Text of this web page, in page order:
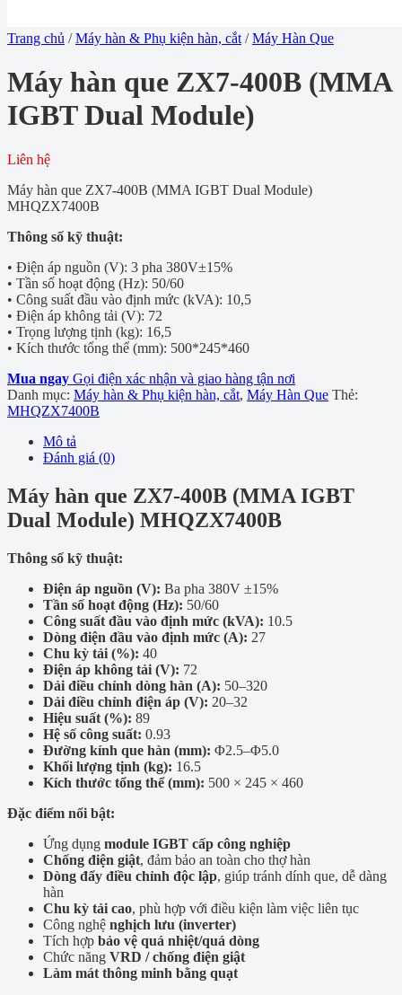
Trang chủ / Máy hàn & Phụ kiện hàn, cắt / Máy Hàn Que
Máy hàn que ZX7-400B (MMA
IGBT Dual Module)
Liên hệ
Máy hàn que ZX7-400B (MMA IGBT Dual Module)
MHQZX7400B
Thông số kỹ thuật:
• Điện áp nguồn (V): 3 pha 380V±15%
• Tần số hoạt động (Hz): 50/60
• Công suất đầu vào định mức (kVA): 10,5
• Điện áp không tải (V): 72
• Trọng lượng tịnh (kg): 16,5
• Kích thước tổng thể (mm): 500*245*460
Mua ngay Gọi điện xác nhận và giao hàng tận nơi
Danh mục: Máy hàn & Phụ kiện hàn, cắt, Máy Hàn Que Thẻ:
MHQZX7400B
Mô tả
Đánh giá (0)
Máy hàn que ZX7-400B (MMA IGBT
Dual Module) MHQZX7400B
Thông số kỹ thuật:
Điện áp nguồn (V): Ba pha 380V ±15%
Tần số hoạt động (Hz): 50/60
Công suất đầu vào định mức (kVA): 10.5
Dòng điện đầu vào định mức (A): 27
Chu kỳ tải (%): 40
Điện áp không tải (V): 72
Dải điều chỉnh dòng hàn (A): 50–320
Dải điều chỉnh điện áp (V): 20–32
Hiệu suất (%): 89
Hệ số công suất: 0.93
Đường kính que hàn (mm): Φ2.5–Φ5.0
Khối lượng tịnh (kg): 16.5
Kích thước tổng thể (mm): 500 × 245 × 460
Đặc điểm nổi bật:
Ứng dụng module IGBT cấp công nghiệp
Chống điện giật, đảm bảo an toàn cho thợ hàn
Dòng đẩy điều chỉnh độc lập, giúp tránh dính que, dễ dàng
hàn
Chu kỳ tải cao, phù hợp với điều kiện làm việc liên tục
Công nghệ nghịch lưu (inverter)
Tích hợp bảo vệ quá nhiệt/quá dòng
Chức năng VRD / chống điện giật
Làm mát thông minh bằng quạt